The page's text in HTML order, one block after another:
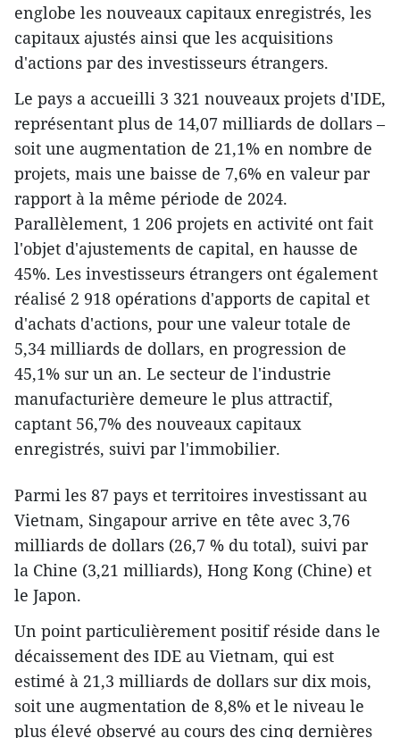
englobe les nouveaux capitaux enregistrés, les
capitaux ajustés ainsi que les acquisitions
d'actions par des investisseurs étrangers.
Le pays a accueilli 3 321 nouveaux projets d'IDE,
représentant plus de 14,07 milliards de dollars –
soit une augmentation de 21,1% en nombre de
projets, mais une baisse de 7,6% en valeur par
rapport à la même période de 2024.
Parallèlement, 1 206 projets en activité ont fait
l'objet d'ajustements de capital, en hausse de
45%. Les investisseurs étrangers ont également
réalisé 2 918 opérations d'apports de capital et
d'achats d'actions, pour une valeur totale de
5,34 milliards de dollars, en progression de
45,1% sur un an. Le secteur de l'industrie
manufacturière demeure le plus attractif,
captant 56,7% des nouveaux capitaux
enregistrés, suivi par l'immobilier.
Parmi les 87 pays et territoires investissant au
Vietnam, Singapour arrive en tête avec 3,76
milliards de dollars (26,7 % du total), suivi par
la Chine (3,21 milliards), Hong Kong (Chine) et
le Japon.
Un point particulièrement positif réside dans le
décaissement des IDE au Vietnam, qui est
estimé à 21,3 milliards de dollars sur dix mois,
soit une augmentation de 8,8% et le niveau le
plus élevé observé au cours des cinq dernières